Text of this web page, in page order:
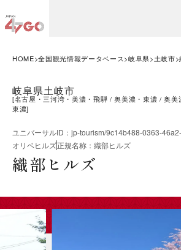
HOME 全国観光情報データベース 岐阜県 土岐市
岐阜県土岐市
[名古屋・三河湾・美濃・飛騨 奥美濃・東濃
奥美
東濃]
ユニバーサルID ： jp-tourism/9c14b488-0363-
オリベヒルズ正規名称 ： 織部ヒルズ
織部ヒルズ